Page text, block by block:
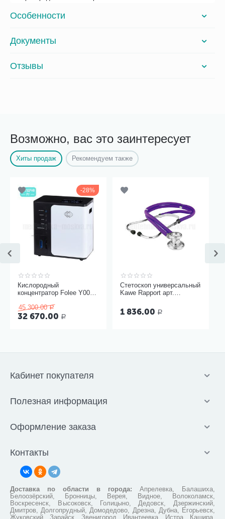
Особенности
Документы
Отзывы
Возможно, вас это заинтересует
Хиты продаж Рекомендуем также
28%
Кислородный
концентратор Folee Y007-
45 300.00 Р
32 670.00 Р
Стетоскоп универсальный
Kawe Rapport арт.
1 836.00 Р
Кабинет покупателя
Полезная информация
Оформление заказа
Контакты
Доставка по области в города: Апрелевка, Балашиха,
Белоозёрский, Бронницы, Верея, Видное, Волоколамск,
Воскресенск, Высоковск, Голицыно, Дедовск, Дзержинский,
Дмитров, Долгопрудный, Домодедово, Дрезна, Дубна, Егорьевск,
Жуковский, Зарайск, Звенигород, Ивантеевка, Истра, Кашира,